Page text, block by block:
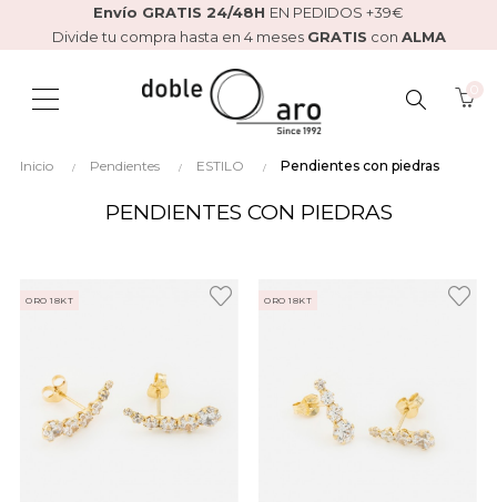
Envío GRATIS 24/48H EN PEDIDOS +39€
Divide tu compra hasta en 4 meses GRATIS con ALMA
BUSCAR
AQUÍ...
Inicio Pendientes ESTILO Pendientes con piedras
PENDIENTES CON PIEDRAS
ORO 18KT ORO 18KT